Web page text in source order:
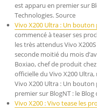
est apparu en premier sur
Technologies. Source
Vivo X200 Ultra : Un
commencé à teaser ses
les très attendus Vivo
seconde moitié du mois
Boxiao, chef de produit
officielle du Vivo X200
Vivo X200 Ultra : Un
premier sur BlogNT : le
Vivo X200 : Vivo tease les